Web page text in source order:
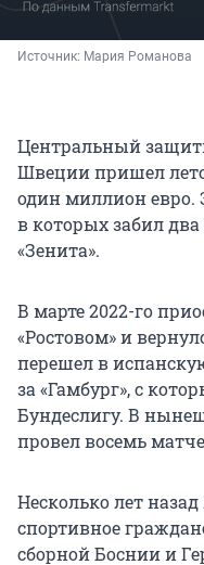
Источник: Мария Романова
Центральный
Швеции пришел
один миллион евро.
в которых забил
«Зенита».
В марте 2022-го
«Ростовом» и
перешел в
за «Гамбург», с
Бундеслигу. В
провел восемь
Несколько лет
спортивное
сборной Боснии и